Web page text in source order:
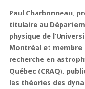
Paul Charbonneau,
titulaire au
physique de
Montréal et membre
recherche en
Québec (CRAQ),
les théories des